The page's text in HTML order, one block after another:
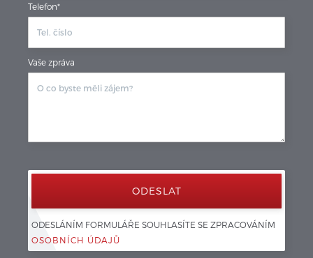
Telefon*
Vaše zpráva
ODESLÁNÍM FORMULÁŘE SOUHLASÍTE SE ZPRACOVÁNÍM
OSOBNÍCH ÚDAJŮ